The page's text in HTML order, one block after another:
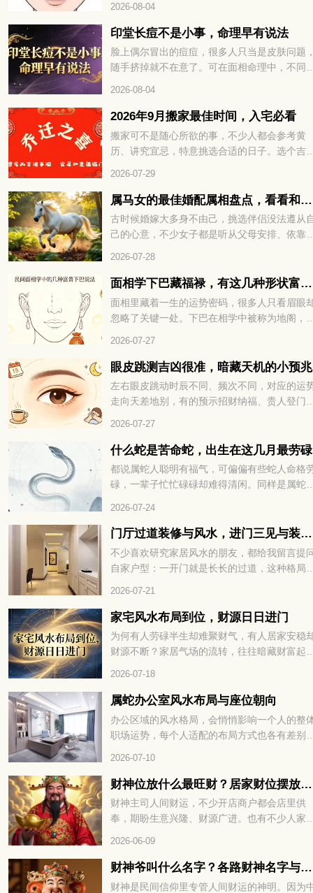
金鱼眼的人是什么性子，一生命运走势又如何
下面咱们就好好聊聊这种眼相的相关说法。
2026-08-04
印堂长痘不是小事，命理早有说法
脸上偶尔冒出的痘痘，很多人只当是皮肤问题
随手挤掉就不在意了。可在面相命理中，不同
变化都关乎整体运程。千万不要觉得只是普通
火，印堂长痘不是小事，命理早有说法。想知
这究竟预示着什么，又该如何化解，不妨接着
下细看。
2026-08-04
2026年9月搬家最佳时间，入宅必看
搬家可不是随心所欲的事，不少人都会参考黄
历、讲究宜忌，特意挑选合适的日子。选个吉
友，可以先好好择个吉日再行动。选对日子，
后的生活也能过得顺顺利利。下面就来看看
年9月有哪些适合搬家的好日子。
2026-07-29
属马女的最佳婚配属相盘点，看看和谁更为契合
古时候婚嫁大多身不由己，挑选伴侣没法遵从
己的心意，不少女子都是听从父母安排、依靠
合的问题。所以古人常会借助生肖与五行的说
法，参考两人是否适合相伴一生。不少属马女
好奇，自己和什么属相的异性最为相配，下面
们就一起来看看。
2026-07-28
面相学下巴藏福禄，有这几种形状富贵不愁
面相里藏着一生的运势密码，很多人只看眉眼
忽略了关键一处。下巴在相学中被称为地阁，
层次与人生走向。面相学下巴藏福禄，有这几
形状富贵不愁，到底哪些下巴天生带财，赶紧
下一看便知！
2026-07-27
眼皮跳测吉凶很准，暗藏天机的小预兆
左右眼皮跳动时辰不同、频次不同，对应的运
走向天差地别，有的预示招财纳福、贵人登门
预判运势、规避霉运、接住好运。想知道自己
期眼皮跳动，究竟是吉兆还是凶兆？赶紧往下
细查看！
2026-07-27
什么蛇是苦命蛇，出生在这几月最劳碌
都说属蛇人聪明有福气，可偏偏有些蛇人命格
碌，一辈子忙忙碌碌却难得清闲。同样是属蛇
累。民间老辈常讲，生肖蛇里藏着 “苦命蛇”，
多和降生的时节息息相关，很多人到中年才恍
大悟。什么蛇是苦命蛇，出生在这几月最劳碌
到底是哪几个月份，看完下文你就一清二楚了
2026-07-24
门厅过道装修与风水，进门三见与装修避坑指南
不少喜欢研究家居风水的朋友，都给我留言提
自家户型：一开门就是长长的过道，这种格局
帘来调整气场？今天就顺着大家关心的这点，
聊入户过道的装修搭配和相关风水讲究。
2026-07-21
家宅风水布局到位，财源日日进门
为何有人劳碌半生却难聚财气，有人居家安稳
财源不断？家居气场的流转，往往暗藏财富起
节，错失聚财良机。找准方位理顺气场，才能
福运与财气常驻家门，家宅风水布局到位，财
日日进门。想知道具体如何打造招财旺运的居
格局，不妨继续往下细看。
2026-07-18
属蛇办公室风水布局与座位朝向
办公区域的风水格局，会悄悄影响一个人的整
职场运势，每个人适配的布局方式也各有差别
气场。那生肖属蛇的朋友，办公座位适合朝哪
方向，整体空间该怎么布置？下面一起来看看
2026-07-10
财神位放什么最旺财？居家财位摆放技巧分享
财神主司人间财运，不少开店商户都会店里供
奉，期盼生意兴隆、财源广进。也有不少人家
2026-06-09
财神爷叫什么名字？各路财神名字与来历大全
财神是民间信仰里专管人间财运的神明。因为